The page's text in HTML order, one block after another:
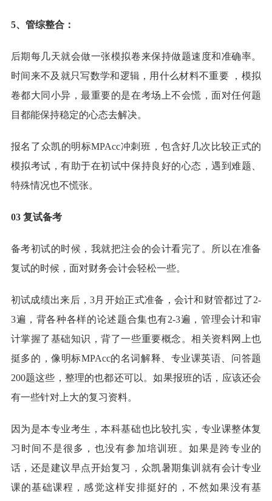
5、管综整合：
后期每几天就会做一张模拟卷来保持做题速度和准确率。
时间来不及就只写数学和逻辑，用什么材料不重要 ，模拟
卷都大同小异，最重要的是在考场上不会慌，面对任何题
目都能保持稳定的心态去解决。
报名了众凯的明标MPAcc冲刺班，包含好几次比较正式的
模拟考试，有助于在初试中保持良好的心态，遇到难题、
特殊情况也不慌张。
03 复试备考
备考初试的时候，我就把注会的会计看完了。所以在准备
复试的时候，面对财务会计会轻松一些。
初试成绩出来后，3月开始正式准备，会计和财管都过了2-
3遍，背各种各样的论述题合集也有2-3遍，管理会计和审
计掌握了基础知识，背了一些重要概念。相关资料网上也
挺多的，像明标MPAcc的名词解释、专业课英语、问答题
200题这些，整理的也都还可以。如果报班的话，应该还会
有一些针对上大的复习资料。
因为是本专业考生，本科基础也比较扎实，专业课整体复
习时间不是很多，也没有参加培训班。如果是跨专业的
话，还是建议早点开始复习，众凯暑期集训就有会计专业
课的基础课程，感觉这样安排挺好的，不然如果没有基